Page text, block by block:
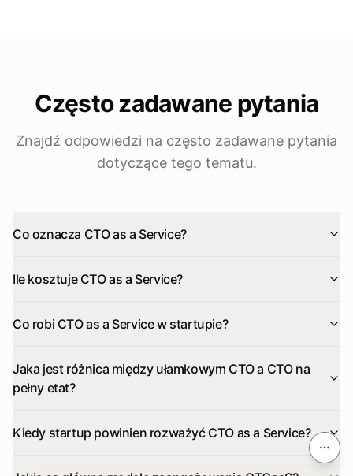
Często zadawane pytania
Znajdź odpowiedzi na często zadawane pytania
dotyczące tego tematu.
Co oznacza CTO as a Service?
Ile kosztuje CTO as a Service?
Co robi CTO as a Service w startupie?
Jaka jest różnica między ułamkowym CTO a CTO na
pełny etat?
Kiedy startup powinien rozważyć CTO as a Service?
Na